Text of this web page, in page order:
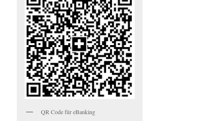
QR Code für eBanking